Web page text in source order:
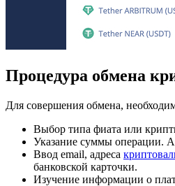
Процедура обмена
Для совершения обмена,
Выбор типа фиата или
Указание суммы операции.
Ввод email, адреса
банковской карточки.
Изучение информации о